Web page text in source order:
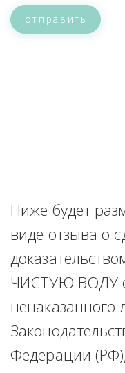
отправить
Ниже будет
виде отзыва о
ЧИСТУЮ ВОДУ
ненаказанного
Федерации